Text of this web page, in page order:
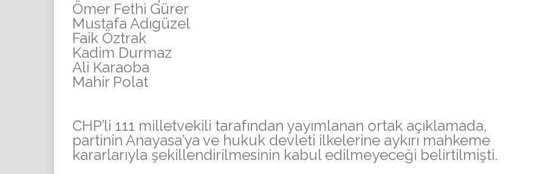
Ömer Fethi Gürer
Mustafa Adıgüzel
Faik Öztrak
Kadim Durmaz
Ali Karaoba
Mahir Polat
CHP’li 111 milletvekili tarafından yayımlanan ortak açıklamada,
partinin Anayasa’ya ve hukuk devleti ilkelerine aykırı mahkeme
kararlarıyla şekillendirilmesinin kabul edilmeyeceği belirtilmişti.